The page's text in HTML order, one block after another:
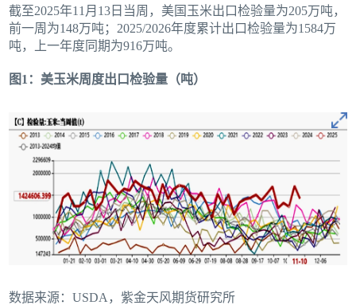
截至2025年11月13日当周，美国玉米出口检验量为205万吨，
前一周为148万吨；2025/2026年度累计出口检验量为1584万
吨，上一年度同期为916万吨。
图1：美玉米周度出口检验量（吨）
数据来源：USDA，紫金天风期货研究所